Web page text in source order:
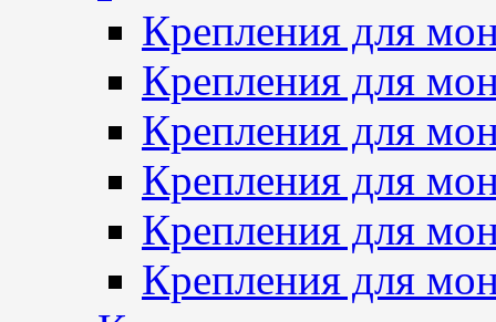
Крепления для
Крепления для
Крепления для
Крепления для
Крепления для
Крепления для